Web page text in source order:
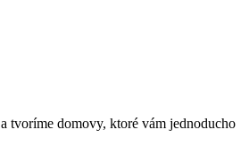
tvoríme domovy, ktoré vám jednoducho